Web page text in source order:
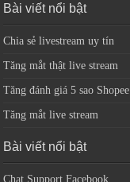
Bài viết nổi bật
Chia sẻ livestream uy tín
Tăng mắt thật live stream
Tăng đánh giá 5 sao Shopee
Tăng mắt live stream
Bài viết nổi bật
Chat Support Facebook